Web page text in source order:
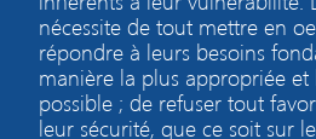
nécessite de tout mettre en
répondre à leurs besoins
manière la plus appropriée
possible ; de refuser tout
leur sécurité, que ce soit sur